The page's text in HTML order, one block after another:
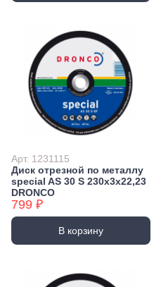
Арт. 1231115
Диск отрезной по металлу
special AS 30 S 230х3х22,23
DRONCO
799 ₽
В корзину